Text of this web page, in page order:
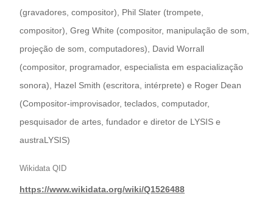
(gravadores, compositor), Phil Slater (trompete,
compositor), Greg White (compositor, manipulação de som,
projeção de som, computadores), David Worrall
(compositor, programador, especialista em espacialização
sonora), Hazel Smith (escritora, intérprete) e Roger Dean
(Compositor-improvisador, teclados, computador,
pesquisador de artes, fundador e diretor de LYSIS e
austraLYSIS)
Wikidata QID
https://www.wikidata.org/wiki/Q1526488